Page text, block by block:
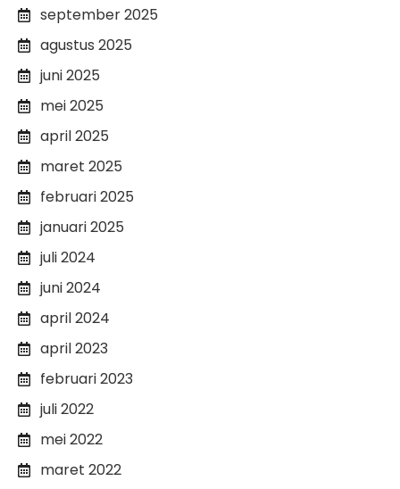
september 2025
agustus 2025
juni 2025
mei 2025
april 2025
maret 2025
februari 2025
januari 2025
juli 2024
juni 2024
april 2024
april 2023
februari 2023
juli 2022
mei 2022
maret 2022